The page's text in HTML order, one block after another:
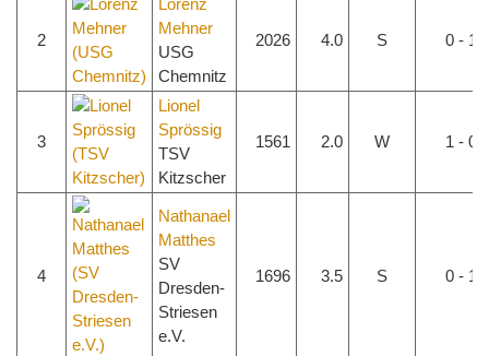
2
Lorenz
Mehner
USG
Chemnitz
2026 4.0 S 0 - 1
3
Lionel
Sprössig
TSV
Kitzscher
1561 2.0 W 1 - 0
4
Nathanael
Matthes
SV
Dresden-
Striesen
e.V.
1696 3.5 S 0 - 1